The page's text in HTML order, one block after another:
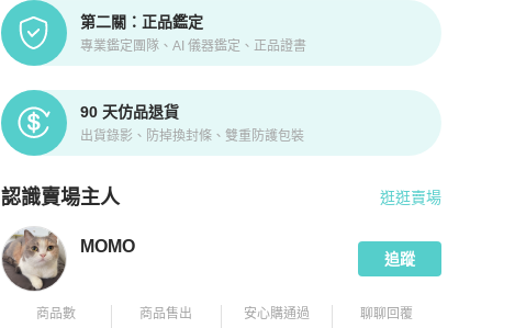
第二關：正品鑑定
專業鑑定團隊、AI 儀器鑑定、正品證書
90 天仿品退貨
出貨錄影、防掉換封條、雙重防護包裝
認識賣場主人
PopChill 拍拍圈嚴選賣家
逛逛賣場
MOMO
追蹤
商品數 商品售出 安心購通過 聊聊回覆